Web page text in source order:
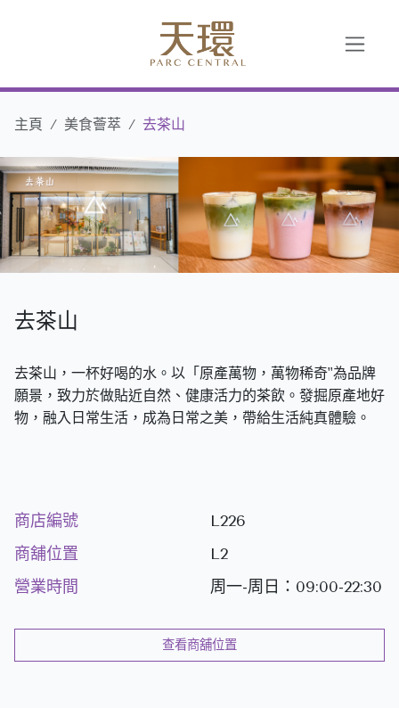
主頁 美食薈萃 去茶山
去茶山
去茶山，一杯好喝的水。以「原產萬物，萬物稀奇"為品牌
願景，致力於做貼近自然、健康活力的茶飲。發掘原產地好
物，融入日常生活，成為日常之美，帶給生活純真體驗。
商店編號
L226
商舖位置
L2
營業時間
周一-周日：09:00-22:30
查看商舖位置